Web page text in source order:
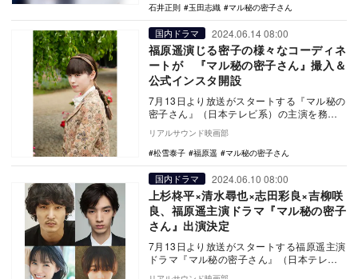
石井正則
玉田志織 マル秘の密子さん
国内ドラマ 2024.06.14 08:00
福原遥演じる密子の様々なコーディネ
ートが 『マル秘の密子さん』撮入＆
公式インスタ開設
7月13日より放送がスタートする『マル秘の
密子さん』（日本テレビ系）の主演を務め
る福原遥がクランクインを迎えた。 福原
が本作…
リアルサウンド映画部
松雪泰子
福原遥 マル秘の密子さん
国内ドラマ 2024.06.10 08:00
上杉柊平×清水尋也×志田彩良×吉柳咲
良、福原遥主演ドラマ『マル秘の密子
さん』出演決定
7月13日より放送がスタートする福原遥主演
ドラマ『マル秘の密子さん』（日本テレビ
系）の新キャストとして、上杉柊平、清水